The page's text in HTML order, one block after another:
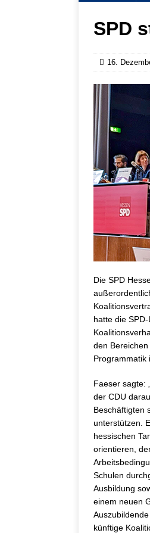
SPD
16.
Die SPD
hatte die
den
Programmatik
Faeser sagte:
der CDU
Beschäftigten
unterstützen.
hessischen
orientieren,
Schulen
Ausbildung
einem neuen
künftige